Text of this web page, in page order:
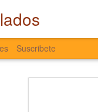
Suscribete